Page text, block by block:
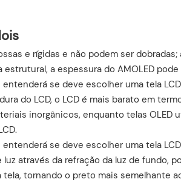
e rígidas e não podem ser
a espessura do AMOLED
do LCD, o LCD é mais barato em
inorgânicos, enquanto telas OLED
luz através da refração da luz de fundo,
tornando o preto mais semelhante